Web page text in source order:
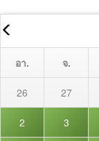
อา. จ.
26 27
2 3